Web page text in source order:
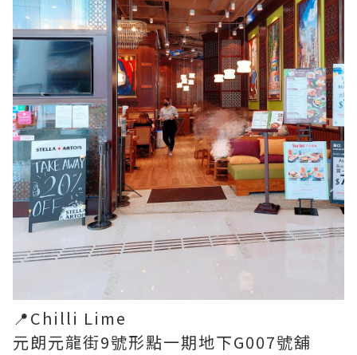
📍Chilli Lime
元朗元龍街9號形點一期地下G007號舖